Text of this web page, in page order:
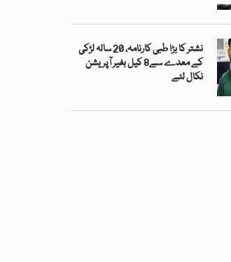
نشتر کا بڑا طبی کارنامہ، 20 سالہ لڑکی
کے معدے سے8 کیل بغیر آپریشن
نکال لئے